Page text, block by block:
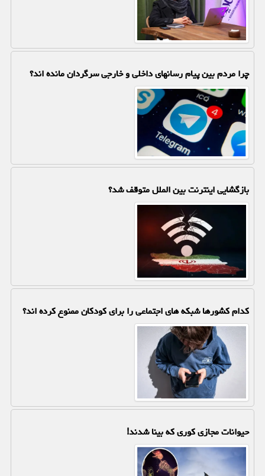
چرا مردم بین پیام رسانهای داخلی و خارجی سرگردان مانده اند؟
بازگشایی اینترنت بین الملل متوقف شد؟
کدام کشورها شبکه های اجتماعی را برای کودکان ممنوع کرده اند؟
حیوانات مجازی کوری که بینا شدند!